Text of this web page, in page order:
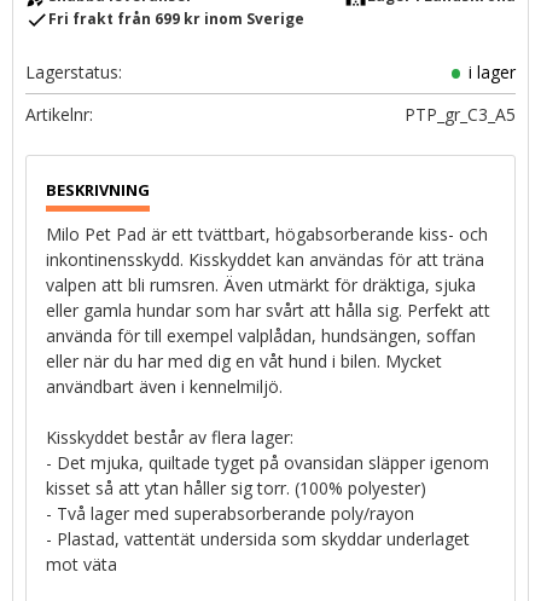
checkFri frakt från 699 kr inom Sverige
Lagerstatus
i lager
Artikelnr
PTP_gr_C3_A5
Milo Pet Pad är ett tvättbart, högabsorberande kiss- och
inkontinensskydd. Kisskyddet kan användas för att träna
valpen att bli rumsren. Även utmärkt för dräktiga, sjuka
eller gamla hundar som har svårt att hålla sig. Perfekt att
använda för till exempel valplådan, hundsängen, soffan
eller när du har med dig en våt hund i bilen. Mycket
användbart även i kennelmiljö.
Kisskyddet består av flera lager:
- Det mjuka, quiltade tyget på ovansidan släpper igenom
kisset så att ytan håller sig torr. (100% polyester)
- Två lager med superabsorberande poly/rayon
- Plastad, vattentät undersida som skyddar underlaget
mot väta